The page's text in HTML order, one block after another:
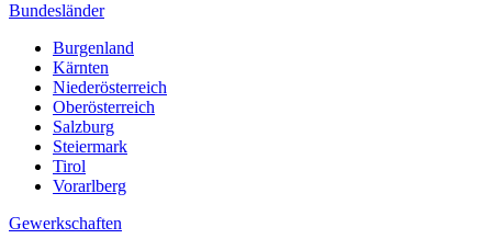
Bundesländer
Burgenland
Kärnten
Niederösterreich
Oberösterreich
Salzburg
Steiermark
Tirol
Vorarlberg
Gewerkschaften